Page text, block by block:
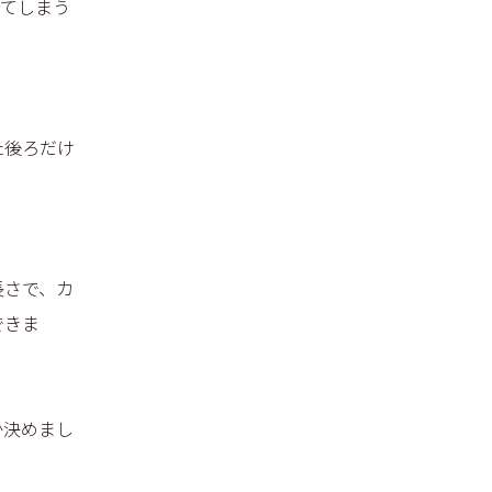
しまう
ろだけ
で、カ
ま
めまし